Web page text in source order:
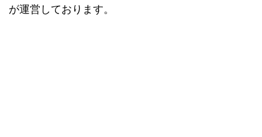
が運営しております。